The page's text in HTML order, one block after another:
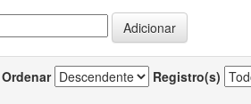
Ordenar Registro(s)